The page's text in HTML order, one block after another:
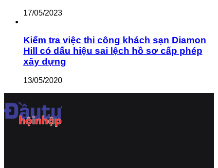
17/05/2023
Kiểm tra việc thi công khách sạn Diamon
Hill có dấu hiệu sai lệch hồ sơ cấp phép
xây dựng
13/05/2020